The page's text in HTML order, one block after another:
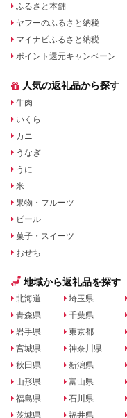
ふるさと本舗
ヤフーのふるさと納税
マイナビふるさと納税
ポイント還元キャンペーン
人気の返礼品から探す
牛肉
いくら
カニ
うなぎ
うに
米
果物・フルーツ
ビール
菓子・スイーツ
おせち
地域から返礼品を探す
北海道
青森県
岩手県
宮城県
秋田県
山形県
福島県
茨城県
埼玉県
千葉県
東京都
神奈川県
新潟県
富山県
石川県
福井県